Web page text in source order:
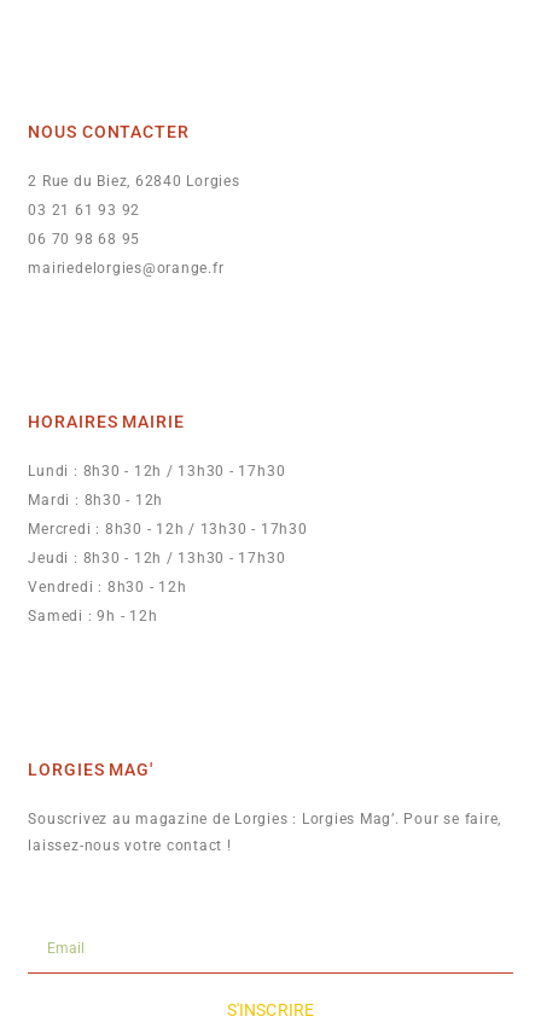
NOUS CONTACTER
2 Rue du Biez, 62840 Lorgies
03 21 61 93 92
06 70 98 68 95
mairiedelorgies@orange.fr
HORAIRES MAIRIE
Lundi : 8h30 - 12h / 13h30 - 17h30
Mardi : 8h30 - 12h
Mercredi : 8h30 - 12h / 13h30 - 17h30
Jeudi : 8h30 - 12h / 13h30 - 17h30
Vendredi : 8h30 - 12h
Samedi : 9h - 12h
LORGIES MAG'
Souscrivez au magazine de Lorgies : Lorgies Mag’. Pour se faire,
laissez-nous votre contact !
S'INSCRIRE